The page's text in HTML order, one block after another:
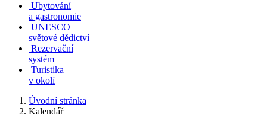
Ubytování
a gastronomie
UNESCO
světové dědictví
Rezervační
systém
Turistika
v okolí
Úvodní stránka
Kalendář